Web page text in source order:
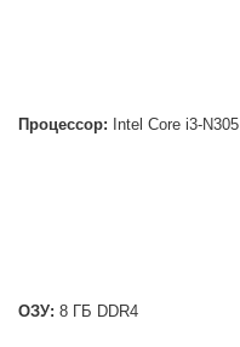
Процессор: Intel Core i3-N305
ОЗУ: 8 ГБ DDR4